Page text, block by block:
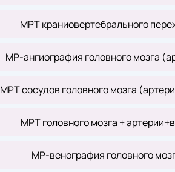
МРТ краниовертебрального
МР-ангиография головного мозга
МРТ сосудов головного мозга
МРТ головного мозга +
МР-венография головного